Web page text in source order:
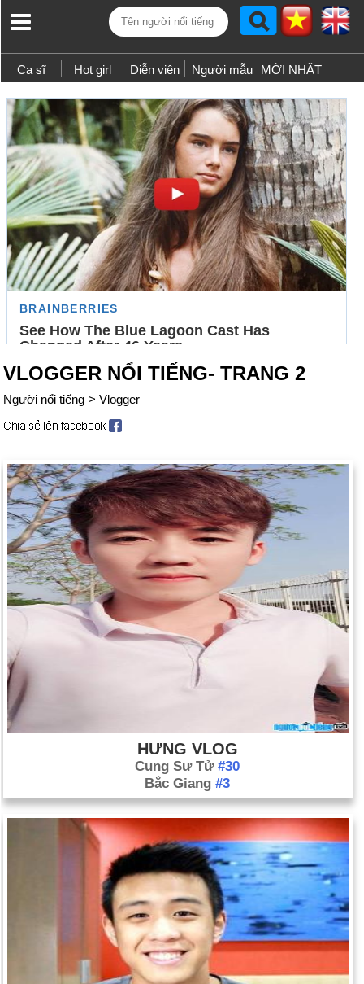
Ca sĩ Hot girl Diễn viên Người mẫu MỚI NHẤT
VLOGGER NỔI TIẾNG- TRANG 2
Người nổi tiếng > Vlogger
HƯNG VLOG
Cung Sư Tử #30
Bắc Giang #3